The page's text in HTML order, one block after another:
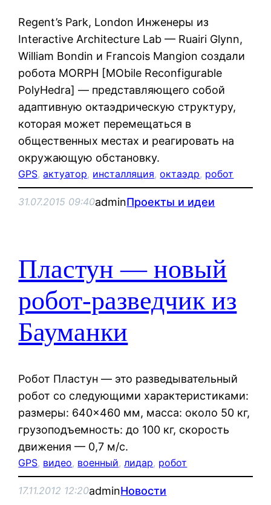
Regent’s Park, London Инженеры из
Interactive Architecture Lab — Ruairi Glynn,
William Bondin и Francois Mangion создали
робота MORPH [MObile Reconfigurable
PolyHedra] — представляющего собой
адаптивную октаэдрическую структуру,
которая может перемещаться в
общественных местах и реагировать на
окружающую обстановку.
GPS, актуатор, инсталляция, октаэдр, робот
31.07.2015 09:40adminПроекты и идеи
Пластун — новый
робот-разведчик из
Бауманки
Робот Пластун — это разведывательный
робот со следующими характеристиками:
размеры: 640×460 мм, масса: около 50 кг,
грузоподъемность: до 100 кг, скорость
движения — 0,7 м/с.
GPS, видео, военный, лидар, робот
17.11.2012 12:20adminНовости